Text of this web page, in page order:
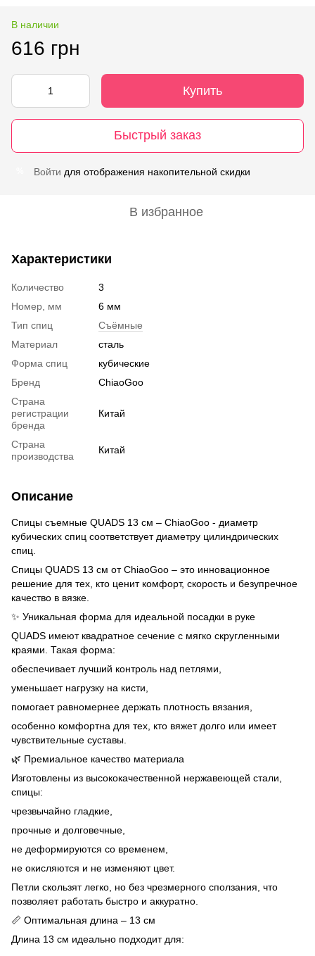
В наличии
616 грн
Купить
Быстрый заказ
Войти для отображения накопительной скидки
В избранное
Характеристики
Количество
3
Номер, мм
6 мм
Тип спиц
Съёмные
Материал
сталь
Форма спиц
кубические
Бренд
ChiaoGoo
Страна
регистрации
бренда
Китай
Страна
производства
Китай
Описание
Спицы съемные QUADS 13 см – ChiaoGoo - диаметр
кубических спиц соответствует диаметру цилиндрических
спиц.
Спицы QUADS 13 см от ChiaoGoo – это инновационное
решение для тех, кто ценит комфорт, скорость и безупречное
качество в вязке.
✨ Уникальная форма для идеальной посадки в руке
QUADS имеют квадратное сечение с мягко скругленными
краями. Такая форма:
обеспечивает лучший контроль над петлями,
уменьшает нагрузку на кисти,
помогает равномернее держать плотность вязания,
особенно комфортна для тех, кто вяжет долго или имеет
чувствительные суставы.
🌿 Премиальное качество материала
Изготовлены из высококачественной нержавеющей стали,
спицы:
чрезвычайно гладкие,
прочные и долговечные,
не деформируются со временем,
не окисляются и не изменяют цвет.
Петли скользят легко, но без чрезмерного сползания, что
позволяет работать быстро и аккуратно.
📏 Оптимальная длина – 13 см
Длина 13 см идеально подходит для: